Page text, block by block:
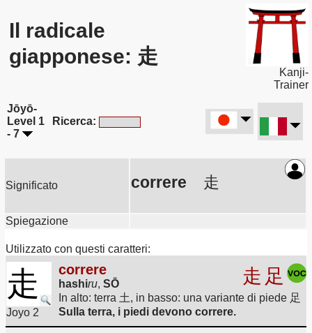
Il radicale
giapponese: 走
Kanji-
Trainer
Jōyō-
Level 1
- 7
Ricerca:
Significato correre 走
Spiegazione
Utilizzato con questi caratteri:
走
Joyo 2
correre
hashiru, SŌ 走 足
In alto: terra 土, in basso: una variante di piede 足
Sulla terra, i piedi devono correre.